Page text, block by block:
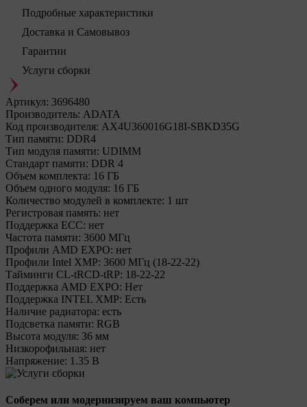
Подробные характеристики
Доставка и Самовывоз
Гарантии
Услуги сборки
Артикул: 3696480
Производитель: ADATA
Код производителя: AX4U360016G18I-SBKD35G
Тип памяти: DDR4
Тип модуля памяти: UDIMM
Стандарт памяти: DDR 4
Объем комплекта: 16 ГБ
Объем одного модуля: 16 ГБ
Количество модулей в комплекте: 1 шт
Регистровая память: нет
Поддержка ECC: нет
Частота памяти: 3600 МГц
Профили AMD EXPO: нет
Профили Intel XMP: 3600 МГц (18-22-22)
Тайминги CL-tRCD-tRP: 18-22-22
Поддержка AMD EXPO: Нет
Поддержка INTEL XMP: Есть
Наличие радиатора: есть
Подсветка памяти: RGB
Высота модуля: 36 мм
Низкорофильная: нет
Напряжение: 1.35 В
Соберем или модернизируем ваш компьютер